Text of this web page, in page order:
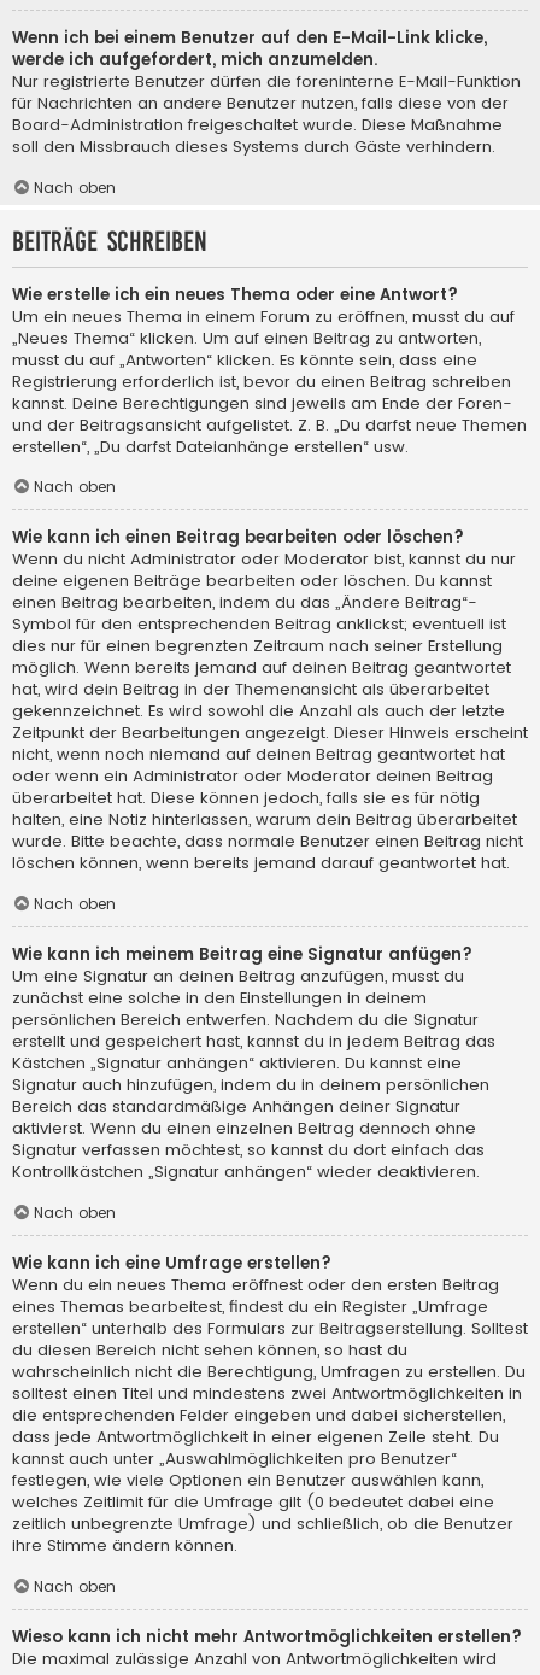
Wenn ich bei einem Benutzer auf den E-Mail-Link klicke,
werde ich aufgefordert, mich anzumelden.
Nur registrierte Benutzer dürfen die foreninterne E-Mail-Funktion
für Nachrichten an andere Benutzer nutzen, falls diese von der
Board-Administration freigeschaltet wurde. Diese Maßnahme
soll den Missbrauch dieses Systems durch Gäste verhindern.
Nach oben
Beiträge schreiben
Wie erstelle ich ein neues Thema oder eine Antwort?
Um ein neues Thema in einem Forum zu eröffnen, musst du auf
„Neues Thema“ klicken. Um auf einen Beitrag zu antworten,
musst du auf „Antworten“ klicken. Es könnte sein, dass eine
Registrierung erforderlich ist, bevor du einen Beitrag schreiben
kannst. Deine Berechtigungen sind jeweils am Ende der Foren-
und der Beitragsansicht aufgelistet. Z. B. „Du darfst neue Themen
erstellen“, „Du darfst Dateianhänge erstellen“ usw.
Nach oben
Wie kann ich einen Beitrag bearbeiten oder löschen?
Wenn du nicht Administrator oder Moderator bist, kannst du nur
deine eigenen Beiträge bearbeiten oder löschen. Du kannst
einen Beitrag bearbeiten, indem du das „Ändere Beitrag“-
Symbol für den entsprechenden Beitrag anklickst; eventuell ist
dies nur für einen begrenzten Zeitraum nach seiner Erstellung
möglich. Wenn bereits jemand auf deinen Beitrag geantwortet
hat, wird dein Beitrag in der Themenansicht als überarbeitet
gekennzeichnet. Es wird sowohl die Anzahl als auch der letzte
Zeitpunkt der Bearbeitungen angezeigt. Dieser Hinweis erscheint
nicht, wenn noch niemand auf deinen Beitrag geantwortet hat
oder wenn ein Administrator oder Moderator deinen Beitrag
überarbeitet hat. Diese können jedoch, falls sie es für nötig
halten, eine Notiz hinterlassen, warum dein Beitrag überarbeitet
wurde. Bitte beachte, dass normale Benutzer einen Beitrag nicht
löschen können, wenn bereits jemand darauf geantwortet hat.
Nach oben
Wie kann ich meinem Beitrag eine Signatur anfügen?
Um eine Signatur an deinen Beitrag anzufügen, musst du
zunächst eine solche in den Einstellungen in deinem
persönlichen Bereich entwerfen. Nachdem du die Signatur
erstellt und gespeichert hast, kannst du in jedem Beitrag das
Kästchen „Signatur anhängen“ aktivieren. Du kannst eine
Signatur auch hinzufügen, indem du in deinem persönlichen
Bereich das standardmäßige Anhängen deiner Signatur
aktivierst. Wenn du einen einzelnen Beitrag dennoch ohne
Signatur verfassen möchtest, so kannst du dort einfach das
Kontrollkästchen „Signatur anhängen“ wieder deaktivieren.
Nach oben
Wie kann ich eine Umfrage erstellen?
Wenn du ein neues Thema eröffnest oder den ersten Beitrag
eines Themas bearbeitest, findest du ein Register „Umfrage
erstellen“ unterhalb des Formulars zur Beitragserstellung. Solltest
du diesen Bereich nicht sehen können, so hast du
wahrscheinlich nicht die Berechtigung, Umfragen zu erstellen. Du
solltest einen Titel und mindestens zwei Antwortmöglichkeiten in
die entsprechenden Felder eingeben und dabei sicherstellen,
dass jede Antwortmöglichkeit in einer eigenen Zeile steht. Du
kannst auch unter „Auswahlmöglichkeiten pro Benutzer“
festlegen, wie viele Optionen ein Benutzer auswählen kann,
welches Zeitlimit für die Umfrage gilt (0 bedeutet dabei eine
zeitlich unbegrenzte Umfrage) und schließlich, ob die Benutzer
ihre Stimme ändern können.
Nach oben
Wieso kann ich nicht mehr Antwortmöglichkeiten erstellen?
Die maximal zulässige Anzahl von Antwortmöglichkeiten wird